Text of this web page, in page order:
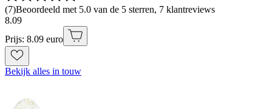
(7)Beoordeeld met 5.0 van de 5 sterren, 7 klantreviews
8.09
Prijs: 8.09 euro
Bekijk alles in touw